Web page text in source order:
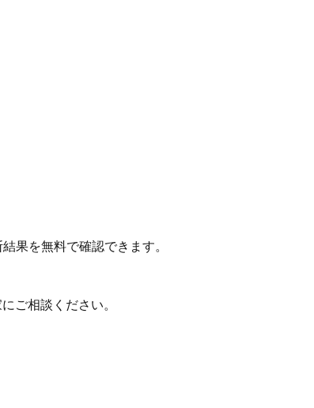
果を無料で確認できます。
ご相談ください。